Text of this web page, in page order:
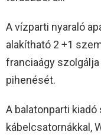
A vízparti nyaraló
alakítható 2 +1
franciaágy
pihenését.
A balatonparti kiadó
kábelcsatornákkal,